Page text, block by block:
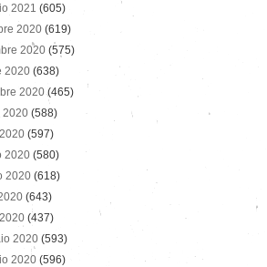
2021 (605)
2020 (619)
2020 (575)
2020 (638)
2020(465)
2020 (588)
(597)
2020 (580)
2020 (618)
(643)
(437)
2020 (593)
2020 (596)